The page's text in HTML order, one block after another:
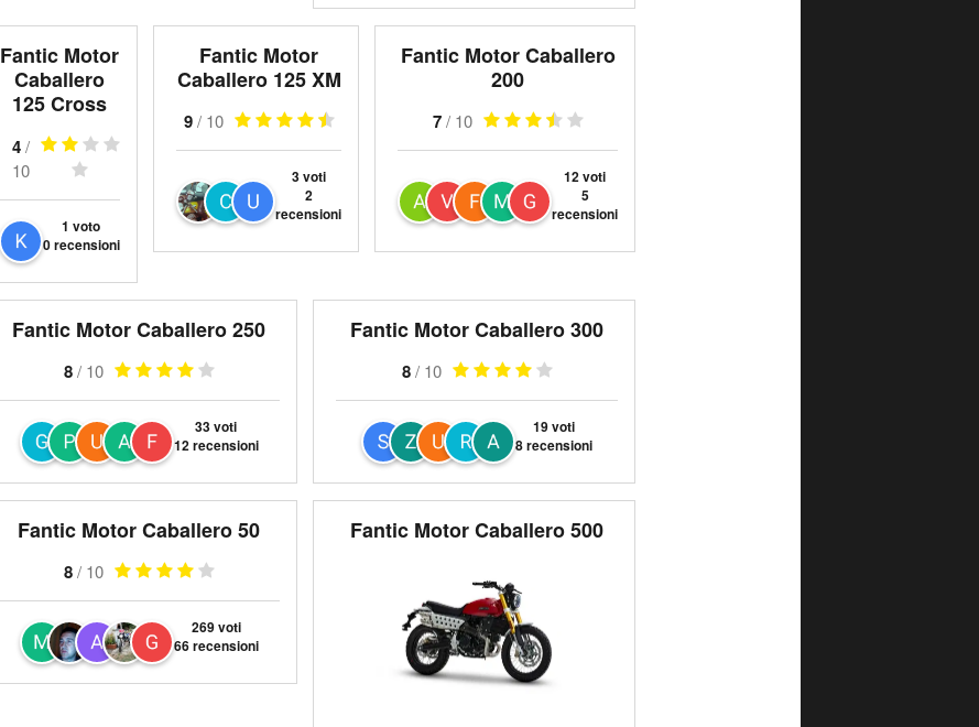
Fantic Motor
Caballero
125 Cross
4/
10
1 voto
0 recensioni
Fantic Motor
Caballero 125 XM
9/ 10
3 voti
2
recensioni
Fantic Motor Caballero
200
7/ 10
12 voti
5
recensioni
Fantic Motor Caballero 250
8/ 10
33 voti
12 recensioni
Fantic Motor Caballero 300
8/ 10
19 voti
8 recensioni
Fantic Motor Caballero 50
8/ 10
269 voti
66 recensioni
Fantic Motor Caballero 500